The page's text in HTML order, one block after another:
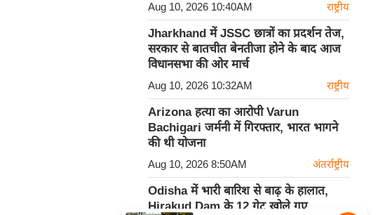
Aug 10, 2026 10:40AM राष्ट्रीय
Jharkhand में JSSC छात्रों का प्रदर्शन तेज,
सरकार से बातचीत बेनतीजा होने के बाद आज
विधानसभा की ओर मार्च
Aug 10, 2026 10:32AM राष्ट्रीय
Arizona हत्या का आरोपी Varun
Bachigari जर्मनी में गिरफ्तार, भारत भागने
की थी योजना
Aug 10, 2026 8:50AM अंतर्राष्ट्रीय
Odisha में भारी बारिश से बाढ़ के हालात,
Hirakud Dam के 12 गेट खोले गए